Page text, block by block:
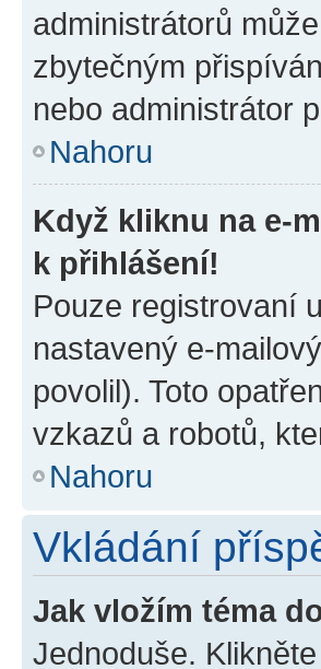
administrátorů
zbytečným
nebo administrátor
Nahoru
Když kliknu na e-
k přihlášení!
Pouze registrovaní
nastavený e-
povolil). Toto
vzkazů a robotů,
Nahoru
Vkládání
Jak vložím téma
Jednoduše.